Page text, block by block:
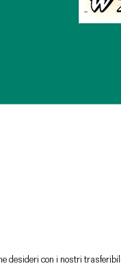
desideri con i nostri